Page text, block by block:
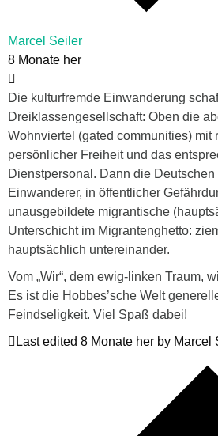
Marcel Seiler
8 Monate her
Die kulturfremde Einwanderung
Dreiklassengesellschaft: Oben die
Wohnviertel (gated communities) mit
persönlicher Freiheit und das
Dienstpersonal. Dann die
Einwanderer, in öffentlicher
unausgebildete migrantische
Unterschicht im Migrantenghetto:
hauptsächlich untereinander.
Vom „Wir“, dem ewig-linken Traum,
Es ist die Hobbes’sche Welt
Feindseligkeit. Viel Spaß dabei!
Last edited 8 Monate her by Marcel